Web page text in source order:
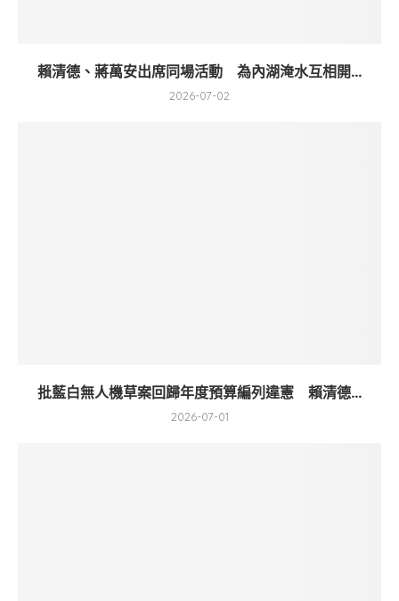
賴清德、蔣萬安出席同場活動 為內湖淹水互相開...
2026-07-02
批藍白無人機草案回歸年度預算編列違憲 賴清德...
2026-07-01